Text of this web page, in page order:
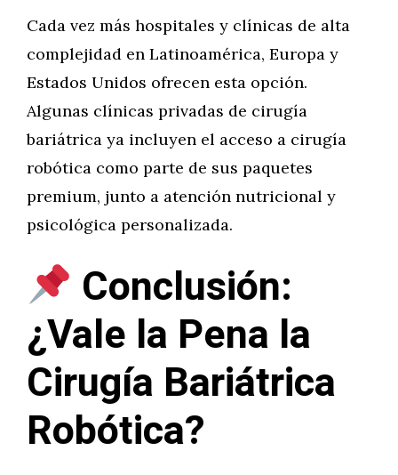
Cada vez más hospitales y clínicas de alta
complejidad en Latinoamérica, Europa y
Estados Unidos ofrecen esta opción.
Algunas clínicas privadas de cirugía
bariátrica ya incluyen el acceso a cirugía
robótica como parte de sus paquetes
premium, junto a atención nutricional y
psicológica personalizada.
Conclusión:
¿Vale la Pena la
Cirugía Bariátrica
Robótica?